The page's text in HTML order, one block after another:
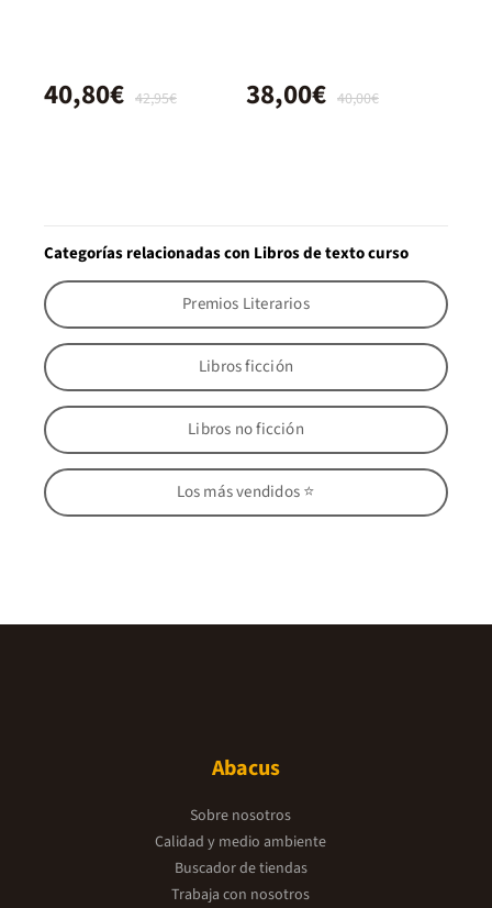
42,95€
40,80€ 40,00€
38,00€
Categorías relacionadas con Libros de texto curso
Premios Literarios
Libros ficción
Libros no ficción
Los más vendidos ⭐
Abacus
Sobre nosotros
Calidad y medio ambiente
Buscador de tiendas
Trabaja con nosotros